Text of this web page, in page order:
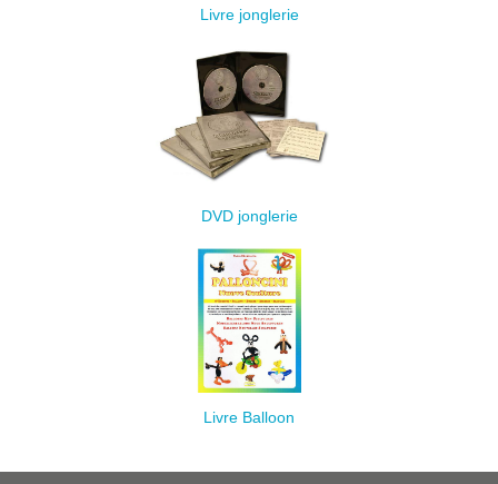
Livre jonglerie
DVD jonglerie
Livre Balloon